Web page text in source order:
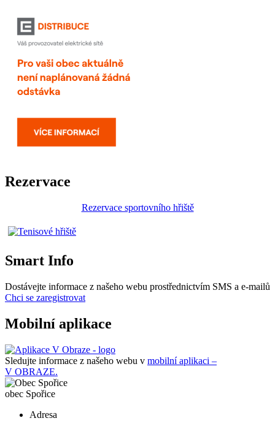
Rezervace
Rezervace sportovního hřiště
Smart Info
Dostávejte informace z našeho webu prostřednictvím SMS a e-mailů
Chci se zaregistrovat
Mobilní aplikace
Sledujte informace z našeho webu v mobilní aplikaci –
V OBRAZE.
obec Spořice
Adresa